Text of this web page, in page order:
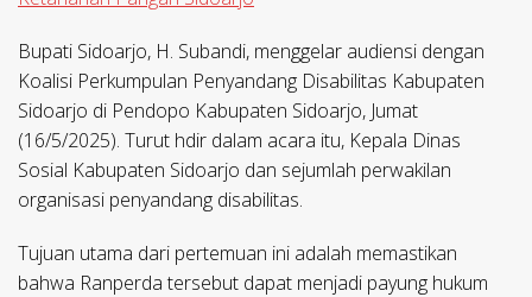
Bupati Sidoarjo, H. Subandi, menggelar audiensi dengan
Koalisi Perkumpulan Penyandang Disabilitas Kabupaten
Sidoarjo di Pendopo Kabupaten Sidoarjo, Jumat
(16/5/2025). Turut hdir dalam acara itu, Kepala Dinas
Sosial Kabupaten Sidoarjo dan sejumlah perwakilan
organisasi penyandang disabilitas.
Tujuan utama dari pertemuan ini adalah memastikan
bahwa Ranperda tersebut dapat menjadi payung hukum